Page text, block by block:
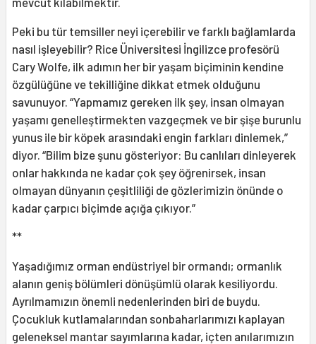
Peki bu tür temsiller neyi içerebilir ve farklı bağlamlarda
nasıl işleyebilir? Rice Üniversitesi İngilizce profesörü
Cary Wolfe, ilk adımın her bir yaşam biçiminin kendine
özgülüğüne ve tekilliğine dikkat etmek olduğunu
savunuyor. “Yapmamız gereken ilk şey, insan olmayan
yaşamı genelleştirmekten vazgeçmek ve bir şişe burunlu
yunus ile bir köpek arasındaki engin farkları dinlemek,”
diyor. “Bilim bize şunu gösteriyor: Bu canlıları dinleyerek
onlar hakkında ne kadar çok şey öğrenirsek, insan
olmayan dünyanın çeşitliliği de gözlerimizin önünde o
kadar çarpıcı biçimde açığa çıkıyor.”
**
Yaşadığımız orman endüstriyel bir ormandı; ormanlık
alanın geniş bölümleri dönüşümlü olarak kesiliyordu.
Ayrılmamızın önemli nedenlerinden biri de buydu.
Çocukluk kutlamalarından sonbaharlarımızı kaplayan
geleneksel mantar sayımlarına kadar, içten anılarımızın